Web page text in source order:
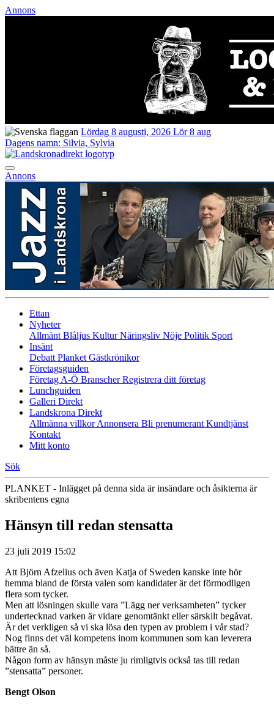
Annons
Lördag 8 augusti, 2026 Lör 8 aug
Dagens namn: Silvia, Sylvia
Annons
Ettan
Nyheter
Allmänt Blåljus KulturNäringsliv Nöje Politik Sport
Insänt
Debatt Planket Gästkrönikor
Företagsguiden
Företag A-Ö BranscherRegistrera ditt företag
Lunchguiden
Galleri Direkt
Landskrona Direkt
Allmänna villkorAnnonsera Bli prenumerant Kundtjänst
Kontakt
Mitt konto
Sök
PLANKET - Inlägget på denna sida är insändare och åsikterna är
skribentens egna
Hänsyn till redan stensatta
23 juli 2019 15:02
Att Björn Afzelius och även Katja of Sweden kanske inte hör
hemma bland de första valen som kandidater är det förmodligen
flera som tycker.
Men att lösningen skulle vara ”Lägg ner verksamheten” tycker
undertecknad varken är vidare genomtänkt eller särskilt begåvat.
Är det verkligen så vi ska lösa den typen av problem i vår stad?
Nog finns det väl kompetens inom kommunen som kan leverera
bättre än så.
Någon form av hänsyn måste ju rimligtvis också tas till redan
”stensatta” personer.
Bengt Olson